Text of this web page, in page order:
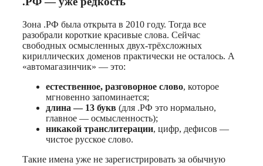
Зона .РФ была открыта в 2010 году. Тогда все
разобрали короткие красивые слова. Сейчас
свободных осмысленных двух‑трёхсложных
кириллических доменов практически не осталось. А
«автомагазинчик» — это:
естественное, разговорное слово, которое
мгновенно запоминается;
длина — 13 букв (для .РФ это нормально,
главное — осмысленность);
никакой транслитерации, цифр, дефисов —
чистое русское слово.
Такие имена уже не зарегистрировать за обычную